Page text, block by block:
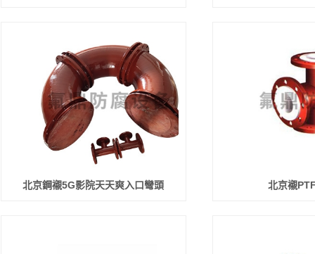
北京鋼襯5G影院天天爽入口彎頭 北京襯